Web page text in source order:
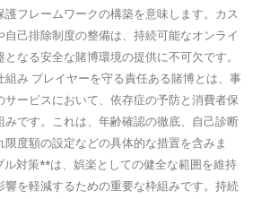
フレームワークの構築を意味します。カス
自己排除制度の整備は、持続可能なオンライ
なる安全な賭博環境の提供に不可欠です。
組み プレイヤーを守る責任ある賭博とは、事
サービスにおいて、依存症の予防と消費者保
みです。これは、年齢確認の徹底、自己診断
度額の設定などの具体的な措置を含みま
対策**は、娯楽としての健全な範囲を維持
響を軽減するための重要な枠組みです。持続